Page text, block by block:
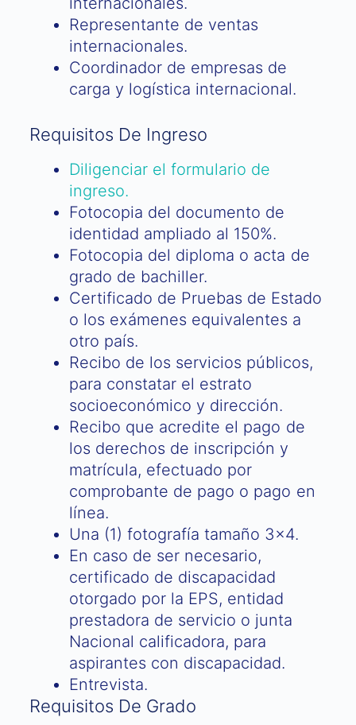
Representante de ventas
internacionales.
Coordinador de empresas de
carga y logística internacional.
Requisitos De Ingreso
Diligenciar el formulario de
ingreso.
Fotocopia del documento de
identidad ampliado al 150%.
Fotocopia del diploma o acta de
grado de bachiller.
Certificado de Pruebas de Estado
o los exámenes equivalentes a
otro país.
Recibo de los servicios públicos,
para constatar el estrato
socioeconómico y dirección.
Recibo que acredite el pago de
los derechos de inscripción y
matrícula, efectuado por
comprobante de pago o pago en
línea.
Una (1) fotografía tamaño 3×4.
En caso de ser necesario,
certificado de discapacidad
otorgado por la EPS, entidad
prestadora de servicio o junta
Nacional calificadora, para
aspirantes con discapacidad.
Entrevista.
Requisitos De Grado